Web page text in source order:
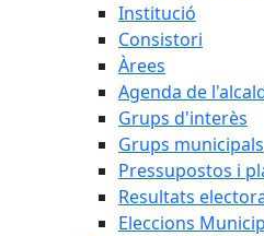
Institució
Consistori
Àrees
Agenda de
Grups d'interès
Grups municipals
Pressupostos i
Resultats
Eleccions